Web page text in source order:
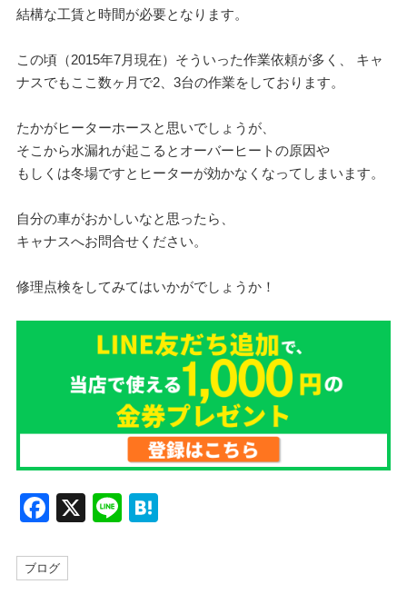
結構な工賃と時間が必要となります。
この頃（2015年7月現在）そういった作業依頼が多く、 キャ
ナスでもここ数ヶ月で2、3台の作業をしております。
たかがヒーターホースと思いでしょうが、
そこから水漏れが起こるとオーバーヒートの原因や
もしくは冬場ですとヒーターが効かなくなってしまいます。
自分の車がおかしいなと思ったら、
キャナスへお問合せください。
修理点検をしてみてはいかがでしょうか！
F
c
X
Li
ブログ